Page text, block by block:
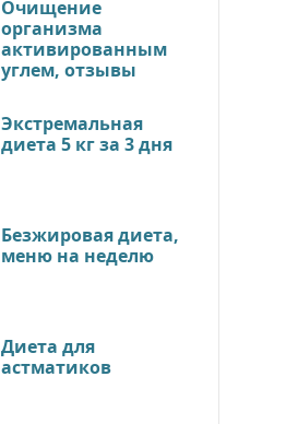
Очищение
организма
активированным
углем, отзывы
Экстремальная
диета 5 кг за 3 дня
Безжировая диета,
меню на неделю
Диета для
астматиков